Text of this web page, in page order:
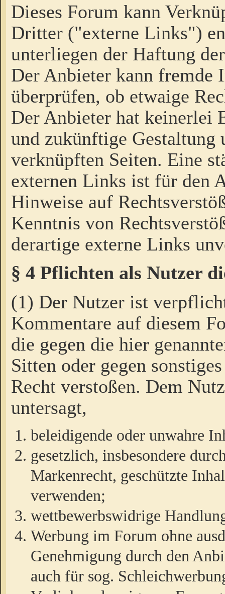
Dieses Forum kann
Dritter ("externe Links")
unterliegen der Haftung
Der Anbieter kann fremde
überprüfen, ob etwaige
Der Anbieter hat keinerlei
und zukünftige Gestaltung
verknüpften Seiten. Eine
externen Links ist für den
Hinweise auf
Kenntnis von
derartige externe Links
§ 4 Pflichten als Nutzer
(1) Der Nutzer ist
Kommentare auf diesem
die gegen die hier
Sitten oder gegen
Recht verstoßen. Dem
untersagt,
beleidigende oder unwahre
gesetzlich, insbesondere
Markenrecht, geschützte
verwenden;
wettbewerbswidrige
Werbung im Forum ohne
Genehmigung durch den
auch für sog.